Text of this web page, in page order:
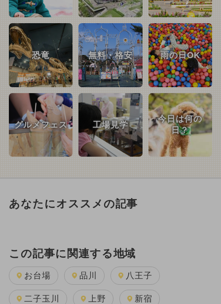
恐竜 無料・格安 雨の日OK
グルメフェス 工場見学
今日は何の
日？
あなたにオススメの記事
この記事に関連する地域
お台場 品川 八王子
二子玉川 上野 新宿